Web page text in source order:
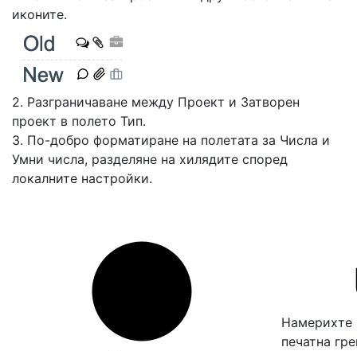
иконите.
2. Разграничаване между Проект и Затворен
проект в полето Тип.
3. По-добро форматиране на полетата за Числа и
Умни числа, разделяне на хилядите според
локалните настройки.
Намерихте
печатна